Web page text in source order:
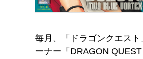
毎月、「ドラゴンクエス
ーナー「DRAGON